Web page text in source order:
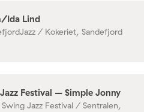
Ida Lind
/ Kokeriet, Sandefjord
Festival – Simple Jonny
Swing Jazz Festival / Sentralen,